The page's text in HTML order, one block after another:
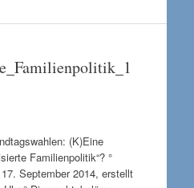
(K)Eine
Familienpolitik“? °
September 2014, erstellt